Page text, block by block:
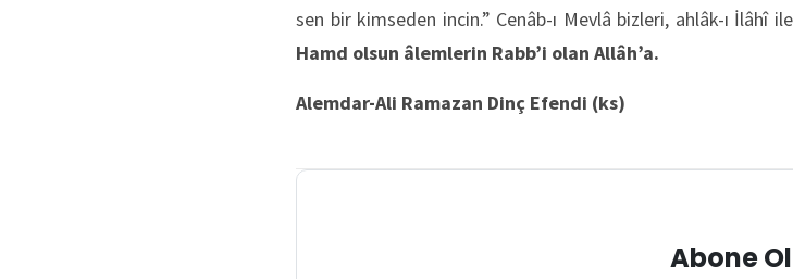
sen bir kimseden incin.” Cenâb-ı Mevlâ bizleri, ahlâk-ı İlâhî
Hamd olsun âlemlerin Rabb’i olan Allâh’a.
Alemdar-Ali Ramazan Dinç Efendi (ks)
Abone Ol